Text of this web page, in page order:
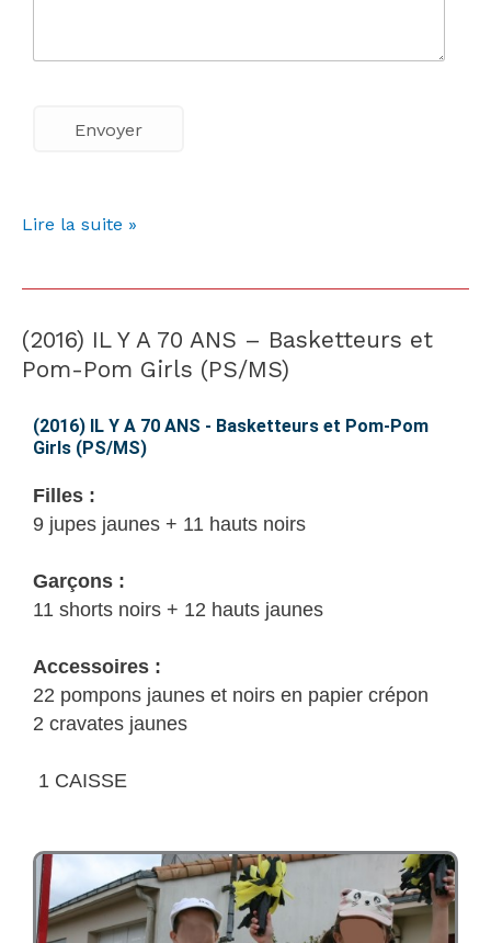
Lire la suite »
(2016) IL Y A 70 ANS – Basketteurs et
Pom-Pom Girls (PS/MS)
(2016) IL Y A 70 ANS - Basketteurs et Pom-Pom
Girls (PS/MS)
Filles :
9 jupes jaunes + 11 hauts noirs
Garçons :
11 shorts noirs + 12 hauts jaunes
Accessoires :
22 pompons jaunes et noirs en papier crépon
2 cravates jaunes
1 CAISSE
(2016)
IL
70
Basketteurs
Pom-
Pom
(PS/MS)